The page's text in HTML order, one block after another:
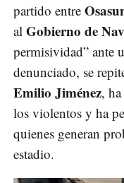
partido entre
al Gobierno de
permisividad” ante
denunciado, se
Emilio Jiménez,
los violentos y ha
quienes generan
estadio.